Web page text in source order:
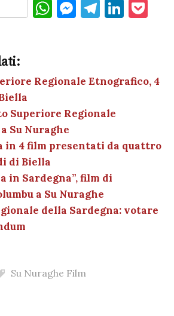
W
A
p
M
g
er
T
a
m
Li
dI et
Regionale Etnografico, 4
Superiore Regionale
Su Nuraghe
in 4 film presentati da quattro
di Biella
in Sardegna”, film di
a Su Nuraghe
della Sardegna: votare
Su Nuraghe Film